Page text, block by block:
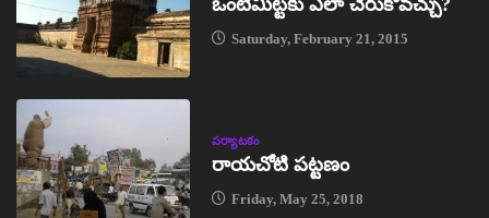
Saturday, February 21, 2015
పర్యాటకం
రాయచోటి పట్టణం
Friday, May 25, 2018